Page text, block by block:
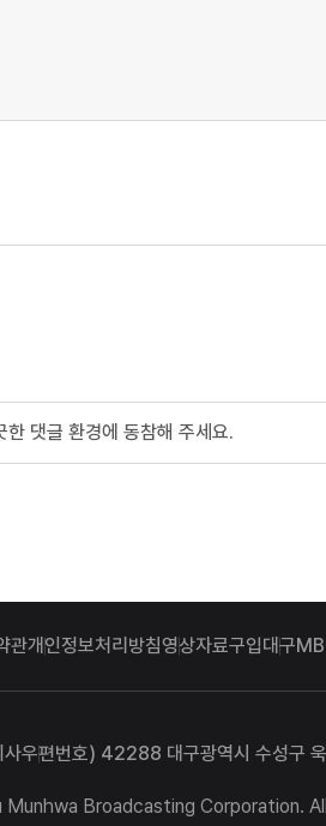
댓글 환경에 동참해 주세요.
관개인정보처리방침영상자료구입대구
사우편번호) 42288 대구광역시 수성구
Broadcasting Corporation.